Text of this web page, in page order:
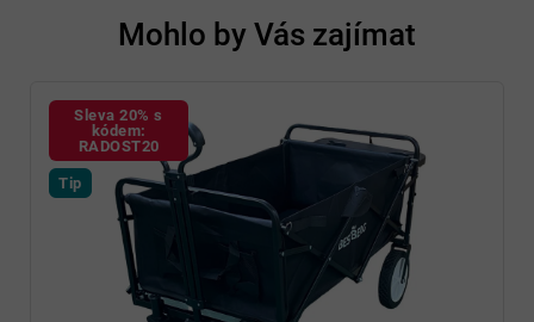
Mohlo by Vás zajímat
Sleva 20% s
kódem:
RADOST20
Tip